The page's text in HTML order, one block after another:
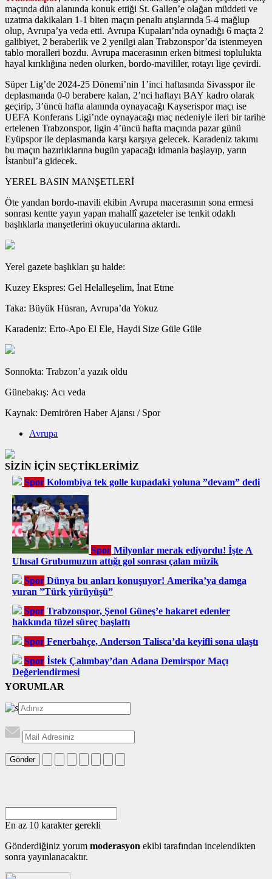
maçında dün alanında konuk ettiği St. Gallen’e olağan müddeti ve
uzatma dakikaları 1-1 biten maçın penaltı atışlarında 5-4 mağlup
olup, Avrupa’ya veda etti. Avrupa Kupaları’nda oynadığı 6 maçta 2
galibiyet, 2 beraberlik ve 2 yenilgi alan Trabzonspor’da istenmeyen
tablo moralleri bozdu. Avrupa macerasının erken bitmesi toplulukta
hayal kırıklığına neden olurken, bordo-mavililer, rotayı lige çevirdi.
Süper Lig’de 2024-25 Dönemi’nin 1’inci haftasında Sivasspor ile
deplasmanda 0-0 berabere kalan, 2’nci haftayı BAY kadro olarak
geçirip, 3’üncü hafta alanında oynayacağı Kayserispor maçı ise
UEFA Konferans Ligi’nde oynayacağı maç nedeniyle ileri bir tarihe
ertelenen Trabzonspor, ligin 4’üncü hafta maçında pazar günü
Eyüpspor ile deplasmanda karşı karşıya gelecek. Karadeniz takımı
bu maçın hazırlıklarına bugün yapacağı idmanla başlayıp, yarın
İstanbul’a gidecek.
YEREL BASIN MANŞETLERİ
Öte yandan bordo-mavili ekibin Avrupa macerasının sona ermesi
sonrası kentte yayın yapan mahallî gazeteler ise tenkit odaklı
başlıklarla manşetlerini okuyucularına aktardı.
Yerel gazete başlıkları şu halde:
Kuzey Ekspres: Gel Helalleşelim, İnat Etme
Taka: Büyük Hüsran, Avrupa’da Yokuz
Karadeniz: Erto-Apo El Ele, Haydi Size Güle Güle
Sonnokta: Trabzon’a yazık oldu
Günebakış: Acı veda
Kaynak: Demirören Haber Ajansı / Spor
Avrupa
SİZİN İÇİN SEÇTİKLERİMİZ
Spor Kolombiya tek golle kupadaki yoluna ”devam” dedi
Spor Milyonlar merak ediyordu! İşte A
Ulusal Grubumuzun attığı gol sonrası çalan müzik
Spor Dünya bu anları konuşuyor! Amerika’ya damga
vuran ”Türk yürüyüşü”
Spor Trabzonspor, Şenol Güneş’e hakaret edenler
hakkında tüzel süreç başlattı
Spor Fenerbahçe, Anderson Talisca’da keyifli sona ulaştı
Spor İstek Çalımbay’dan Adana Demirspor Maçı
Değerlendirmesi
YORUMLAR
Gönder
En az 10 karakter gerekli
Gönderdiğiniz yorum moderasyon ekibi tarafından incelendikten
sonra yayınlanacaktır.